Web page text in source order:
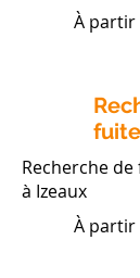
À partir
fuite
Recherche
à Izeaux
À partir